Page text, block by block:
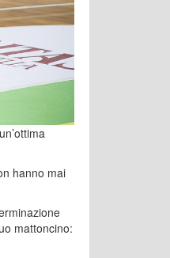
hanno mai
mattoncino: